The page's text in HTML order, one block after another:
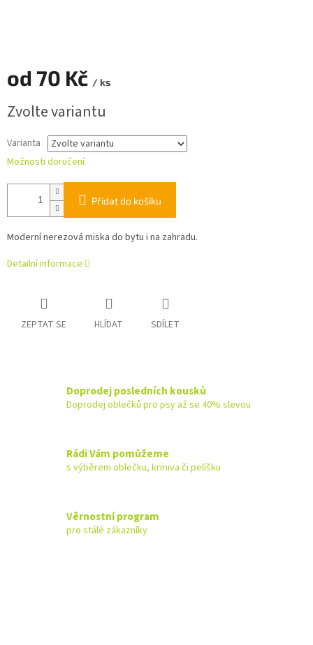
od 70 Kč / ks
cena:
Zvolte variantu
Varianta
Možnosti doručení
Přidat do košíku
Moderní nerezová miska do bytu i na zahradu.
Detailní informace
ZEPTAT SE HLÍDAT SDÍLET
Doprodej posledních kousků
Doprodej oblečků pro psy až se 40% slevou
Rádi Vám pomůžeme
s výběrem oblečku, krmiva či pelíšku
Věrnostní program
pro stálé zákazníky